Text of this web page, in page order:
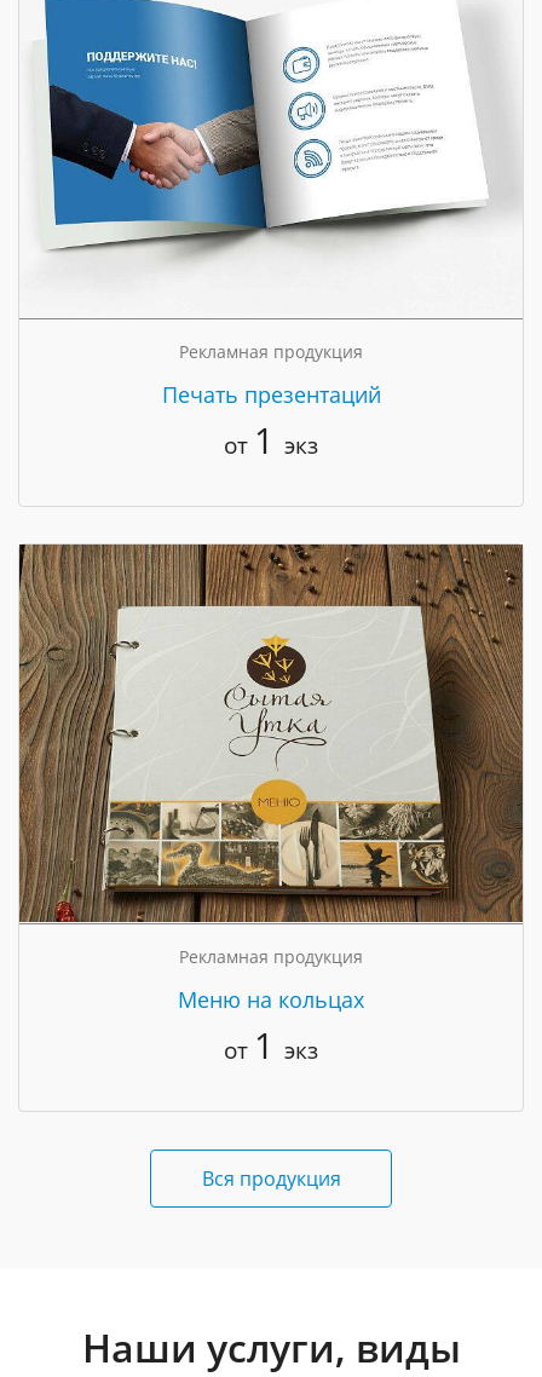
Рекламная продукция
Печать презентаций
от 1 экз
Рекламная продукция
Меню на кольцах
от 1 экз
Вся продукция
Наши услуги, виды